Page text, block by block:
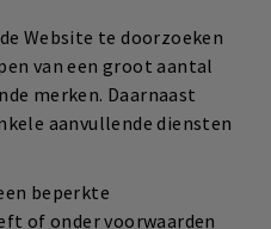
Website te doorzoeken
van een groot aantal
merken. Daarnaast
aanvullende diensten
beperkte
of onder voorwaarden